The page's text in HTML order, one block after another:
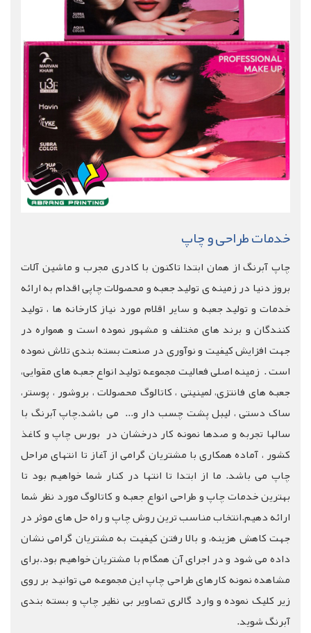
خدمات طراحی و چاپ
چاپ آبرنگ از همان ابتدا تاکنون با کادری مجرب و ماشین آلات
بروز دنیا در زمینه ی تولید جعبه و محصولات چاپی اقدام به ارائه
خدمات و تولید جعبه و سایر اقلام مورد نیاز کارخانه ها ، تولید
کنندگان و برند های مختلف و مشهور نموده است و همواره در
جهت افزایش کیفیت و نوآوری در صنعت بسته بندی تلاش نموده
است . زمینه اصلی فعالیت مجموعه تولید انواع جعبه های مقوایی،
جعبه های فانتزی، لمینیتی ، کاتالوگ محصولات ، بروشور ، پوستر،
ساک دستی ، لیبل پشت چسب دار و... می باشد.چاپ آبرنگ با
سالها تجربه و صدها نمونه کار درخشان در بورس چاپ و کاغذ
کشور ، آماده همکاری با مشتریان گرامی از آغاز تا انتهای مراحل
چاپ می باشد. ما از ابتدا تا انتها در کنار شما خواهیم بود تا
بهترین خدمات چاپ و طراحی انواع جعبه و کاتالوگ مورد نظر شما
ارائه دهیم.انتخاب مناسب ترین روش چاپ و راه حل های موثر در
جهت کاهش هزینه، و بالا رفتن کیفیت به مشتریان گرامی نشان
داده می شود و در اجرای آن همگام با مشتریان خواهیم بود.برای
مشاهده نمونه کارهای طراحی چاپ این مجموعه می توانید بر روی
زیر کلیک نموده و وارد گالری تصاویر بی نظیر چاپ و بسته بندی
آبرنگ شوید.